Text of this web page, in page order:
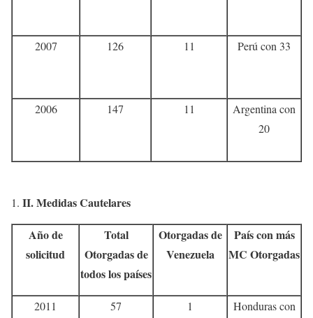
2007 126 11 Perú con 33
2006 147 11
Argentina con
20
II.Medidas Cautelares
Año de
solicitud
Total
Otorgadas de
todos los países
Otorgadas de
Venezuela
País con más
MC Otorgadas
2011 57 1 Honduras con